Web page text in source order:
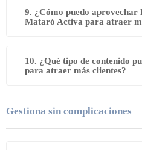
9. ¿Cómo puedo aprovechar
Mataró Activa para atraer
10. ¿Qué tipo de contenido
para atraer más clientes?
Gestiona sin complicaciones